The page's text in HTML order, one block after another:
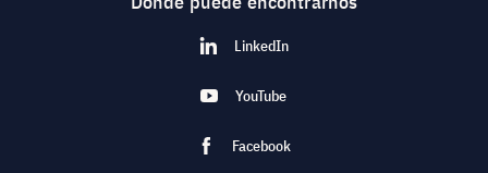
LinkedIn
YouTube
Facebook